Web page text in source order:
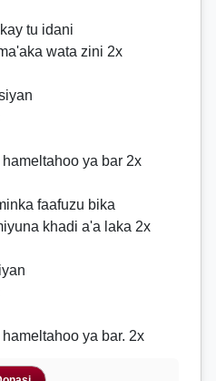
tu idani
wata zini 2x
ya bar 2x
faafuzu bika
khadi a'a laka 2x
ya bar. 2x